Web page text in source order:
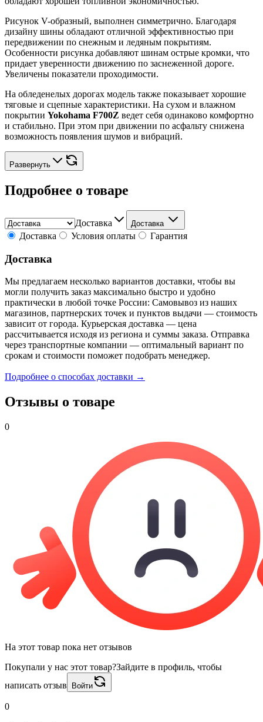
Рисунок V-образный, выполнен симметрично. Благодаря
дизайну шины обладают отличной эффективностью при
передвижении по снежным и ледяным покрытиям.
Особенности рисунка добавляют шинам острые кромки, что
придает уверенности движению по заснеженной дороге.
Увеличены показатели проходимости.
На обледенелых дорогах модель также показывает хорошие
тяговые и сцепные характеристики. На сухом и влажном
покрытии Yokohama F700Z ведет себя одинаково комфортно
и стабильно. При этом при движении по асфальту снижена
возможность появления шумов и вибраций.
Развернуть
Подробнее о товаре
Доставка Доставка
Доставка Условия оплаты Гарантия
Доставка
Мы предлагаем несколько вариантов доставки, чтобы вы
могли получить заказ максимально быстро и удобно
практически в любой точке России: Самовывоз из наших
магазинов, партнерских точек и пунктов выдачи — стоимость
зависит от города. Курьерская доставка — цена
рассчитывается исходя из региона и суммы заказа. Отправка
через транспортные компании — оптимальный вариант по
срокам и стоимости поможет подобрать менеджер.
Подробнее о способах доставки →
Отзывы о товаре
0
На этот товар пока нет отзывов
Покупали у нас этот товар?Зайдите в профиль, чтобы
написать отзыв
Войти
0